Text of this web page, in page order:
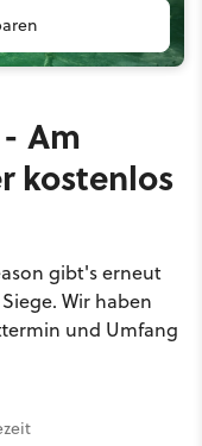
Am
kostenlos
gibt's erneut
Wir haben
und Umfang